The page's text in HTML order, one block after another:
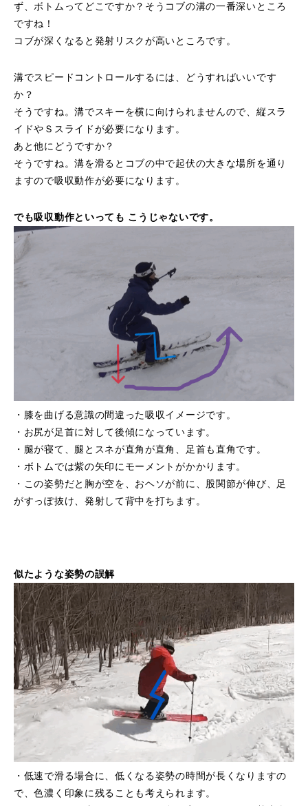
ず、ボトムってどこですか？そうコブの溝の一番深いところ
ですね！
コブが深くなると発射リスクが高いところです。
溝でスピードコントロールするには、どうすればいいです
か？
そうですね。溝でスキーを横に向けられませんので、縦スラ
イドやＳスライドが必要になります。
あと他にどうですか？
そうですね。溝を滑るとコブの中で起伏の大きな場所を通り
ますので吸収動作が必要になります。
でも吸収動作といっても こうじゃないです。
・膝を曲げる意識の間違った吸収イメージです。
・お尻が足首に対して後傾になっています。
・腿が寝て、腿とスネが直角が直角、足首も直角です。
・ボトムでは紫の矢印にモーメントがかかります。
・この姿勢だと胸が空を、おヘソが前に、股関節が伸び、足
がすっぽ抜け、発射して背中を打ちます。
似たような姿勢の誤解
・低速で滑る場合に、低くなる姿勢の時間が長くなりますの
で、色濃く印象に残ることも考えられます。